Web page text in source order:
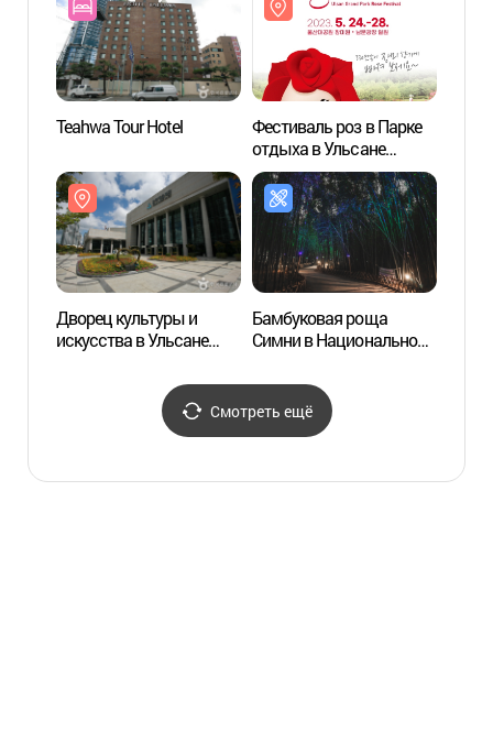
Teahwa Tour Hotel
Фестиваль роз в Парке
отдыха в Ульсане
(울산대공원 장미축제)
Дворец культуры и
искусства в Ульсане
Бамбуковая роща
Симни в Национальном
Ынхасу) (태화강
국가정원 십리대숲
(은하수길))
Смотреть ещё